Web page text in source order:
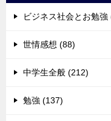
ビジネス社会とお勉強
世情感想 (88)
中学生全般 (212)
勉強 (137)